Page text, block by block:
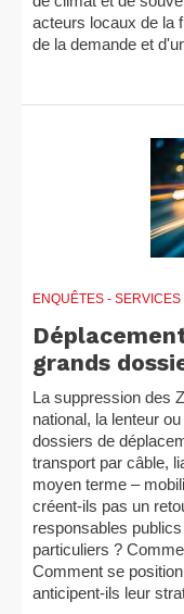
acteurs locaux de la
de la demande et
ENQUÊTES - SERVICES
grands
La suppression des
national, la lenteur
dossiers de
transport par câble,
moyen terme –
créent-ils pas un
responsables
particuliers ?
Comment se
anticipent-ils leur